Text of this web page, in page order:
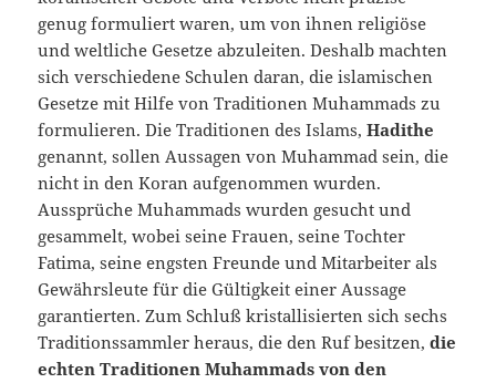
genug formuliert waren, um von ihnen reli­giöse
und weltliche Gesetze abzuleiten. Deshalb machten
sich verschiedene Schulen daran, die is­lamischen
Gesetze mit Hilfe von Traditionen Muhammads zu
formulieren. Die Traditionen des Islams,Hadithe
genannt, sollen Aussagen von Muhammad sein, die
nicht in den Koran auf­genommen wurden.
Aussprüche Muhammads wurden gesucht und
gesammelt, wobei seine Frauen, seine Tochter
Fatima, seine engsten Freunde und Mitarbeiter als
Gewährsleute für die Gültigkeit einer Aussage
garantierten. Zum Schluß kristallisierten sich sechs
Traditions­sammler heraus, die den Ruf besitzen,die
echten Traditionen Muhammads von den